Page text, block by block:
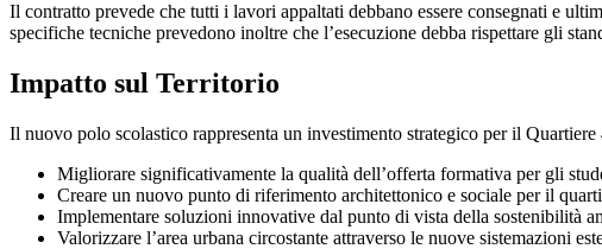
Il contratto prevede che tutti i lavori appaltati debbano essere consegnati e
specifiche tecniche prevedono inoltre che l’esecuzione debba rispettare gli
Impatto sul Territorio
Il nuovo polo scolastico rappresenta un investimento strategico per il Quartiere
Migliorare significativamente la qualità dell’offerta formativa per gli
Creare un nuovo punto di riferimento architettonico e sociale per il
Implementare soluzioni innovative dal punto di vista della sostenibilità
Valorizzare l’area urbana circostante attraverso le nuove sistemazioni